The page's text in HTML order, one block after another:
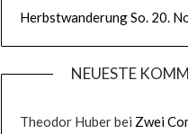
Herbstwanderung So. 20.
NEUESTE
Theodor Huberbei Zwei